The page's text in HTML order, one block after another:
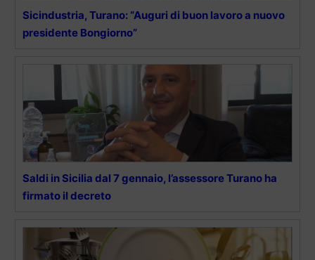
Sicindustria, Turano: “Auguri di buon lavoro a nuovo
presidente Bongiorno”
Saldi in Sicilia dal 7 gennaio, l’assessore Turano ha
firmato il decreto